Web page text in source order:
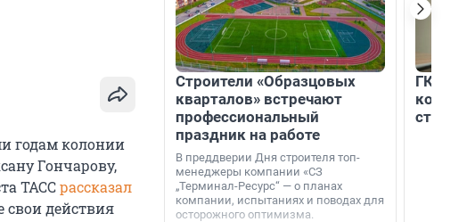
годам колонии
Гончарову,
ТАССрассказал
свои действия
Строители «Образцовых
кварталов» встречают
профессиональный
праздник на работе
В преддверии Дня строителя топ-
менеджеры компании «СЗ
„Терминал-Ресурс“ — о планах
компании, испытаниях и поводах для
осторожного оптимизма.
ГК